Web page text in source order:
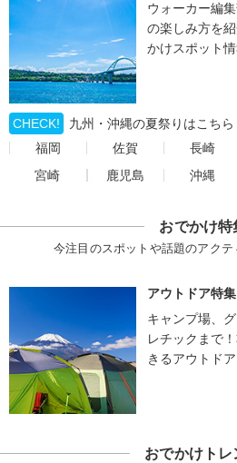
ウォーカー編
の楽しみ方を
かけスポット
CHECK!
九州・沖縄の夏祭りはこちら
福岡
佐賀 長崎
宮崎
鹿児島 沖縄
おでかけ特
今注目のスポットや話題のアク
アウトドア特集
キャンプ場、
レチックまで
きるアウトド
おでかけトレ